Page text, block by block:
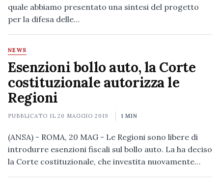
quale abbiamo presentato una sintesi del progetto
per la difesa delle…
NEWS
Esenzioni bollo auto, la Corte
costituzionale autorizza le
Regioni
PUBBLICATO IL20 MAGGIO 2019 1 MIN
(ANSA) - ROMA, 20 MAG - Le Regioni sono libere di
introdurre esenzioni fiscali sul bollo auto. La ha deciso
la Corte costituzionale, che investita nuovamente…